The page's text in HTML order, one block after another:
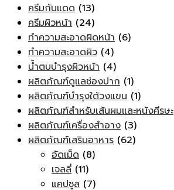
ครีมกันแดด (13)
ครีมผิวหน้า (24)
ทำความสะอาดผิดหน้า (6)
ทำความสะอาดผิว (4)
น้ำตบบำรุงผิวหน้า (4)
ผลิตภัณฑ์ดูแลช่องปาก (1)
ผลิตภัณฑ์บำรุงใต้วงแขน (1)
ผลิตภัณฑ์สำหรับเส้นผมและหนังศีรษะ
ผลิตภัณฑ์เครื่องสำอาง (3)
ผลิตภัณฑ์เสริมอาหาร (62)
อัดเม็ด (8)
เจลลี่ (11)
แคปซูล (7)